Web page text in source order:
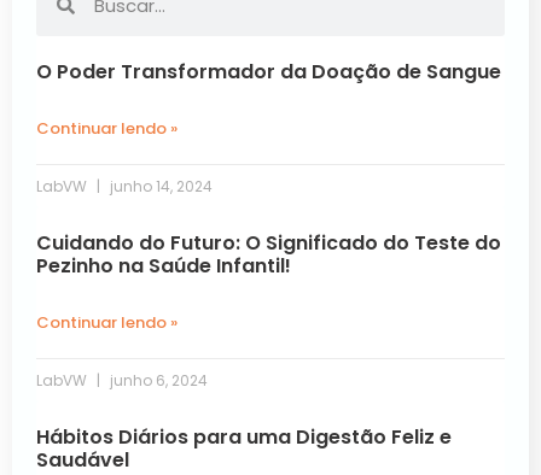
O Poder Transformador da Doação de Sangue
Continuar lendo »
LabVW junho 14, 2024
Cuidando do Futuro: O Significado do Teste do
Pezinho na Saúde Infantil!
Continuar lendo »
LabVW junho 6, 2024
Hábitos Diários para uma Digestão Feliz e
Saudável